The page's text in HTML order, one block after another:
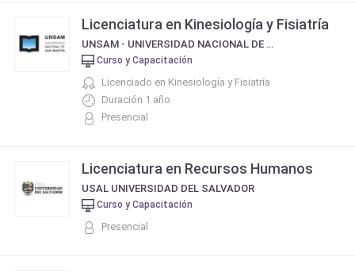
Licenciatura en Kinesiología y Fisiatría
UNSAM - UNIVERSIDAD NACIONAL DE SAN MARTÍN
Curso y Capacitación
Licenciado en Kinesiología y Fisiatría
Duración 1 año
Presencial
Licenciatura en Recursos Humanos
USAL UNIVERSIDAD DEL SALVADOR
Curso y Capacitación
Presencial